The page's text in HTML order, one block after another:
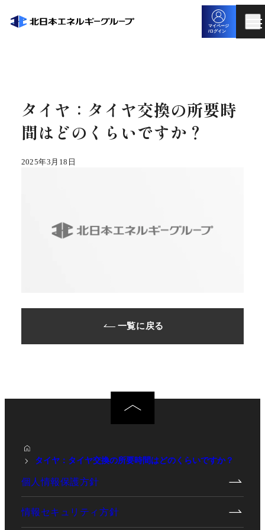
マイページ
/ログイン
タイヤ：タイヤ交換の所要時
間はどのくらいですか？
2025年3月18日
一覧に戻る
タイヤ：タイヤ交換の所要時間はどのくらいですか？
個人情報保護方針
情報セキュリティ方針